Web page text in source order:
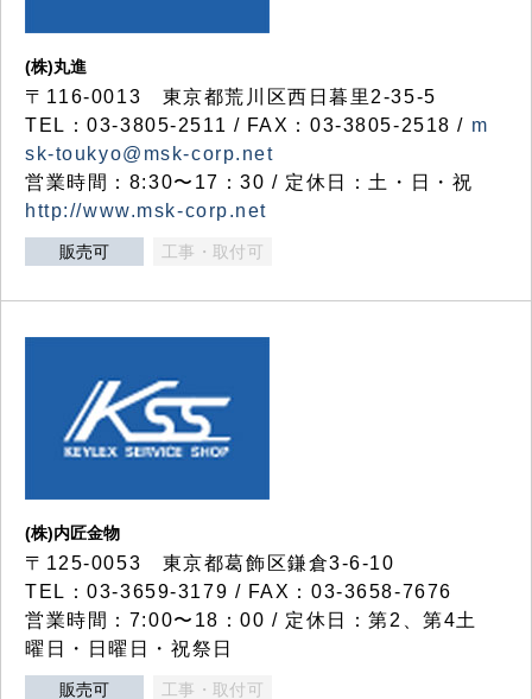
(株)丸進
〒116-0013 東京都荒川区西日暮里2-35-5
TEL：03-3805-2511 / FAX：03-3805-2518 / m
sk-toukyo@msk-corp.net
営業時間：8:30〜17：30 / 定休日：土・日・祝
http://www.msk-corp.net
販売可 工事・取付可
(株)内匠金物
〒125-0053 東京都葛飾区鎌倉3-6-10
TEL：03-3659-3179 / FAX：03-3658-7676
営業時間：7:00〜18：00 / 定休日：第2、第4土
曜日・日曜日・祝祭日
販売可 工事・取付可